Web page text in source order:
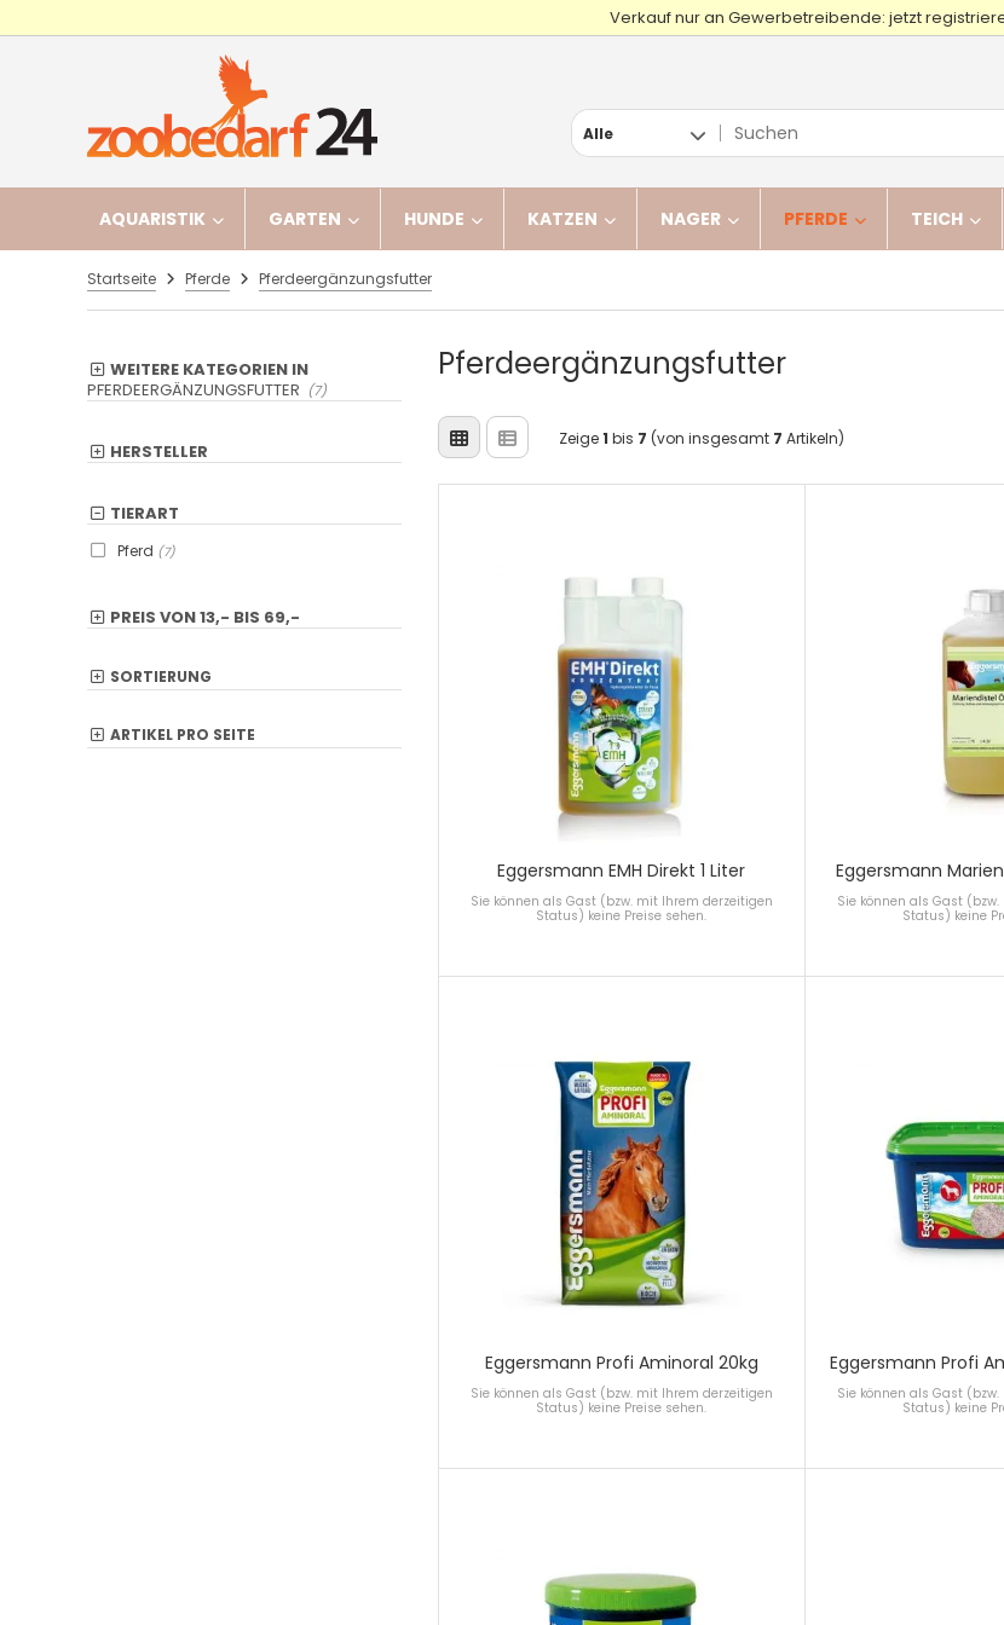
Verkauf nur an Gewerbetreibende: jetzt
Alle
AQUARISTIK GARTEN HUNDE KATZEN NAGER PFERDE TEICH
Startseite Pferde Pferdeergänzungsfutter
WEITERE KATEGORIEN IN
PFERDEERGÄNZUNGSFUTTER (7)
HERSTELLER
TIERART
Pferd (7)
PREIS VON13,- BIS 69,-
SORTIERUNG
ARTIKEL PRO SEITE
Pferdeergänzungsfutter
Zeige1 bis 7 (von insgesamt 7 Artikeln)
Eggersmann EMH Direkt 1 Liter
Sie können als Gast (bzw. mit Ihrem derzeitigen
Status) keine Preise sehen.
Eggersmann
Sie können als Gast
Status) keine
Eggersmann Profi Aminoral 20kg
Sie können als Gast (bzw. mit Ihrem derzeitigen
Status) keine Preise sehen.
Eggersmann Profi
Sie können als Gast
Status) keine